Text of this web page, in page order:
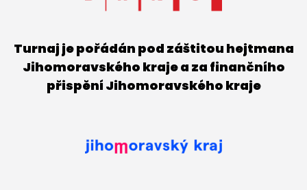
Turnaj je pořádán pod záštitou hejtmana
Jihomoravského kraje a za finančního
přispění Jihomoravského kraje